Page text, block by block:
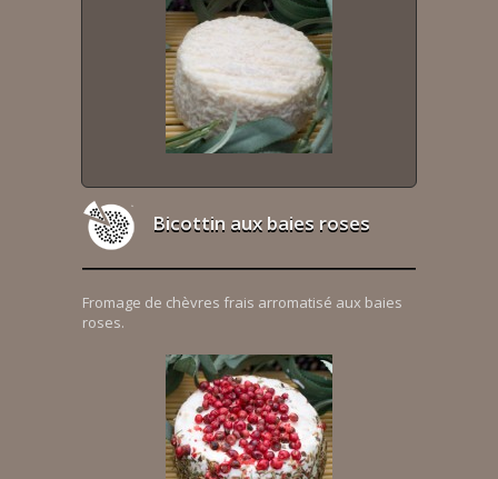
Bicottin aux baies roses
Fromage de chèvres frais arromatisé aux baies
roses.